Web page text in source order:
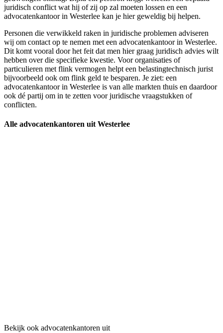
juridisch conflict wat hij of zij op zal moeten lossen en een
advocatenkantoor in Westerlee kan je hier geweldig bij helpen.
Personen die verwikkeld raken in juridische problemen adviseren
wij om contact op te nemen met een advocatenkantoor in Westerlee.
Dit komt vooral door het feit dat men hier graag juridisch advies wilt
hebben over die specifieke kwestie. Voor organisaties of
particulieren met flink vermogen helpt een belastingtechnisch jurist
bijvoorbeeld ook om flink geld te besparen. Je ziet: een
advocatenkantoor in Westerlee is van alle markten thuis en daardoor
ook dé partij om in te zetten voor juridische vraagstukken of
conflicten.
Alle advocatenkantoren uit Westerlee
Bekijk ook advocatenkantoren uit